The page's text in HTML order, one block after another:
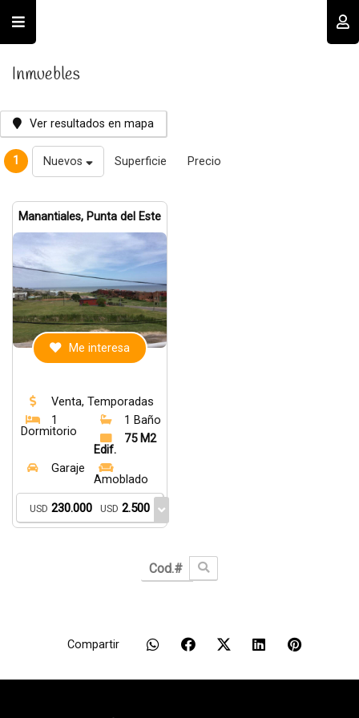
Recordar datos
INGRESAR
Olvidé mi clave
Inmuebles
Ver resultados en mapa
1 Nuevos Superficie Precio
Manantiales, Punta del Este
Me interesa
Venta, Temporadas
1
Dormitorio
1 Baño
75 M2
Edif.
Garaje
Amoblado
USD 230.000 USD 2.500
Compartir